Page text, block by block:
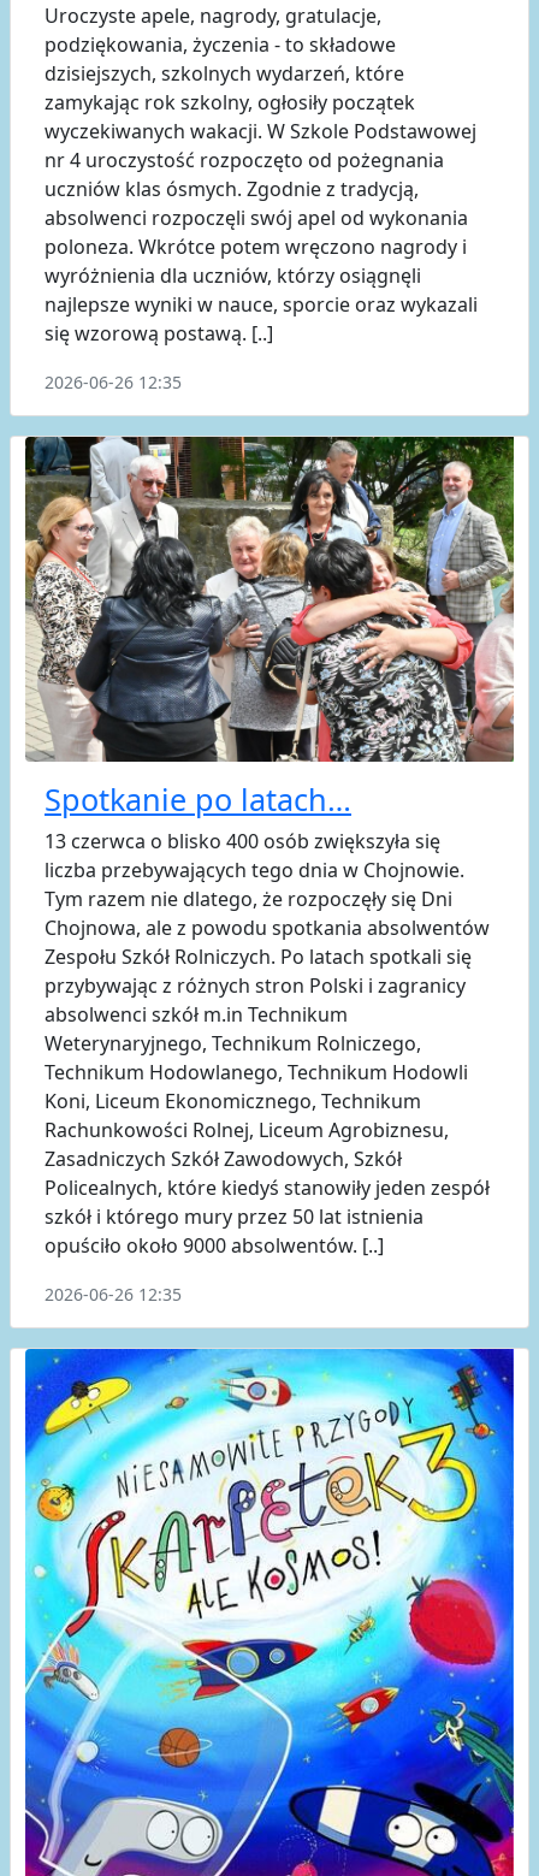
Uroczyste apele, nagrody, gratulacje,
podziękowania, życzenia - to składowe
dzisiejszych, szkolnych wydarzeń, które
zamykając rok szkolny, ogłosiły początek
wyczekiwanych wakacji. W Szkole Podstawowej
nr 4 uroczystość rozpoczęto od pożegnania
uczniów klas ósmych. Zgodnie z tradycją,
absolwenci rozpoczęli swój apel od wykonania
poloneza. Wkrótce potem wręczono nagrody i
wyróżnienia dla uczniów, którzy osiągnęli
najlepsze wyniki w nauce, sporcie oraz wykazali
się wzorową postawą. [..]
2026-06-26 12:35
Spotkanie po latach…
13 czerwca o blisko 400 osób zwiększyła się
liczba przebywających tego dnia w Chojnowie.
Tym razem nie dlatego, że rozpoczęły się Dni
Chojnowa, ale z powodu spotkania absolwentów
Zespołu Szkół Rolniczych. Po latach spotkali się
przybywając z różnych stron Polski i zagranicy
absolwenci szkół m.in Technikum
Weterynaryjnego, Technikum Rolniczego,
Technikum Hodowlanego, Technikum Hodowli
Koni, Liceum Ekonomicznego, Technikum
Rachunkowości Rolnej, Liceum Agrobiznesu,
Zasadniczych Szkół Zawodowych, Szkół
Policealnych, które kiedyś stanowiły jeden zespół
szkół i którego mury przez 50 lat istnienia
opuściło około 9000 absolwentów. [..]
2026-06-26 12:35